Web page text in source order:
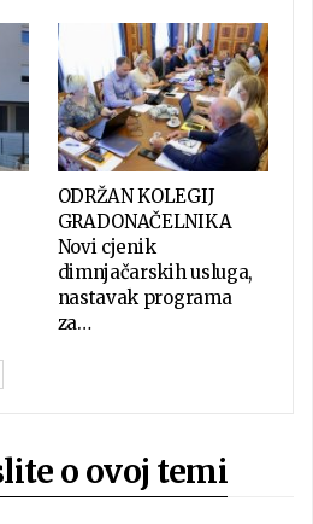
ODRŽAN KOLEGIJ
GRADONAČELNIKA
Novi cjenik
dimnjačarskih usluga,
nastavak programa
za…
o ovoj temi